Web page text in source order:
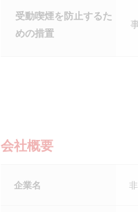
受動喫煙を防止するた
めの措置
会社概要
企業名